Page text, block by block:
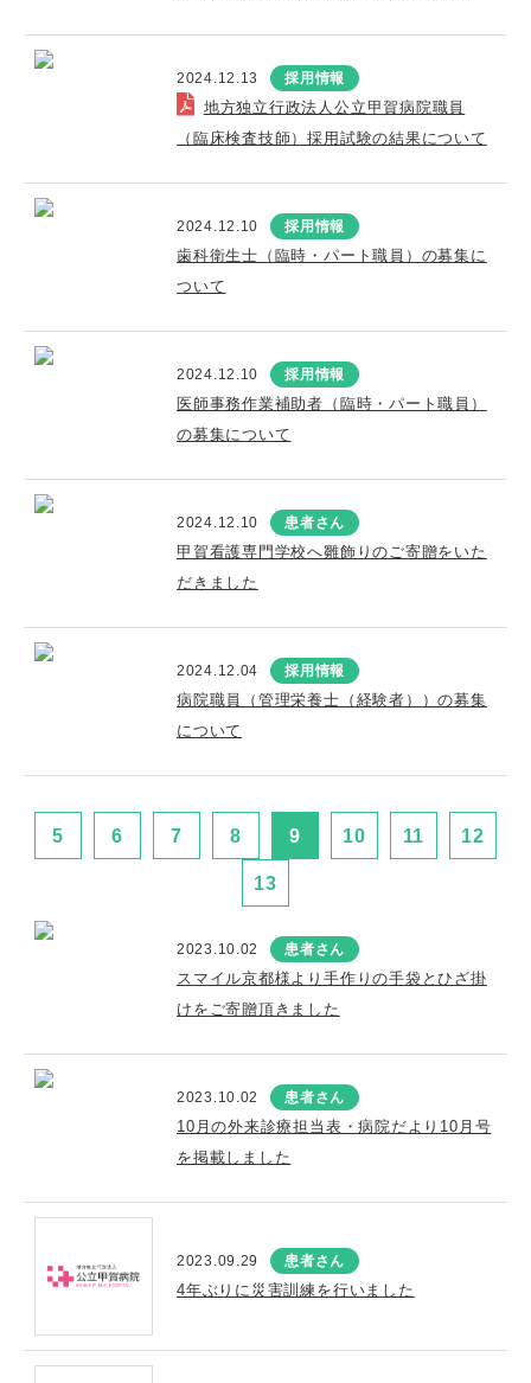
2024.12.13 採用情報
地方独立行政法人公立甲賀病院職員
（臨床検査技師）採用試験の結果について
2024.12.10 採用情報
歯科衛生士（臨時・パート職員）の募集に
ついて
2024.12.10 採用情報
医師事務作業補助者（臨時・パート職員）
の募集について
2024.12.10 患者さん
甲賀看護専門学校へ雛飾りのご寄贈をいた
だきました
2024.12.04 採用情報
病院職員（管理栄養士（経験者））の募集
について
5 6 7 8 9 10 11 12
13
2023.10.02 患者さん
スマイル京都様より手作りの手袋とひざ掛
けをご寄贈頂きました
2023.10.02 患者さん
10月の外来診療担当表・病院だより10月号
を掲載しました
2023.09.29 患者さん
4年ぶりに災害訓練を行いました